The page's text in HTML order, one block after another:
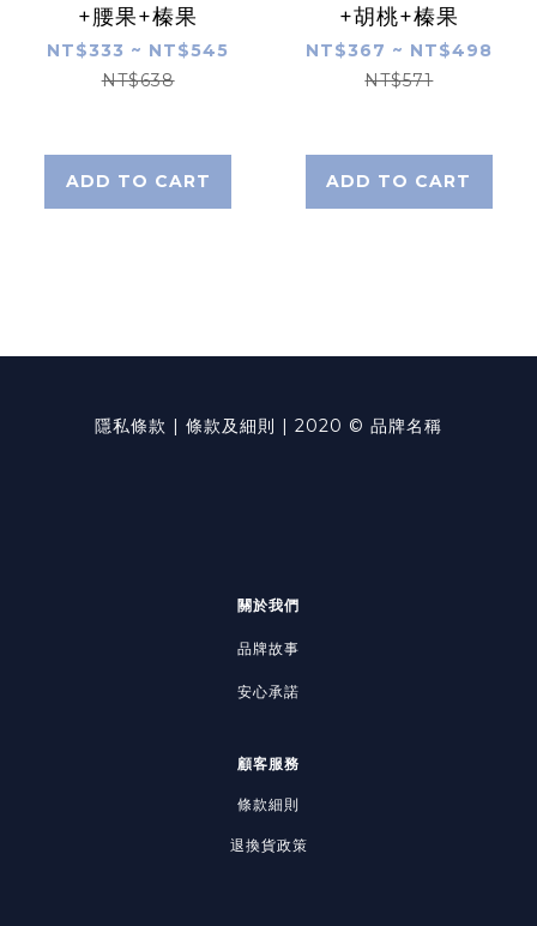
+腰果+榛果
NT$333 ~ NT$545
NT$638
ADD TO CART
+胡桃+榛果
NT$367 ~ NT$498
NT$571
ADD TO CART
隱私條款 | 條款及細則 | 2020 © 品牌名稱
關於我們
品牌故事
安心承諾
顧客服務
條款細則
退換貨政策